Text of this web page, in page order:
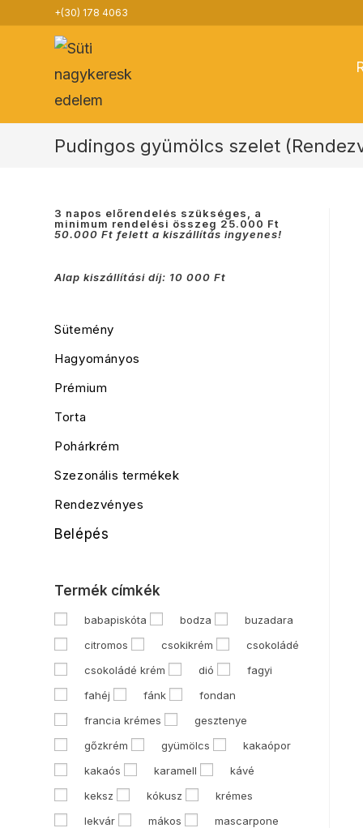
to
+(30) 178 4063
Pudingos gyümölcs szelet
3 napos előrendelés szükséges, a
minimum rendelési összeg 25.000 Ft
50.000 Ft felett a kiszállítás ingyenes!
Alap kiszállítási díj: 10 000 Ft
Sütemény
Hagyományos
Prémium
Torta
Pohárkrém
Szezonális termékek
Rendezvényes
Belépés
Termék címkék
babapiskóta bodza
buzadara
citromos
csokikrém
csokoládé
csokoládé krém
dió
fagyi
fahéj
fánk
fondan
francia krémes
gesztenye
gőzkrém
gyümölcs
kakaópor
kakaós
karamell
kávé
keksz
kókusz
krémes
lekvár
mákos
mascarpone